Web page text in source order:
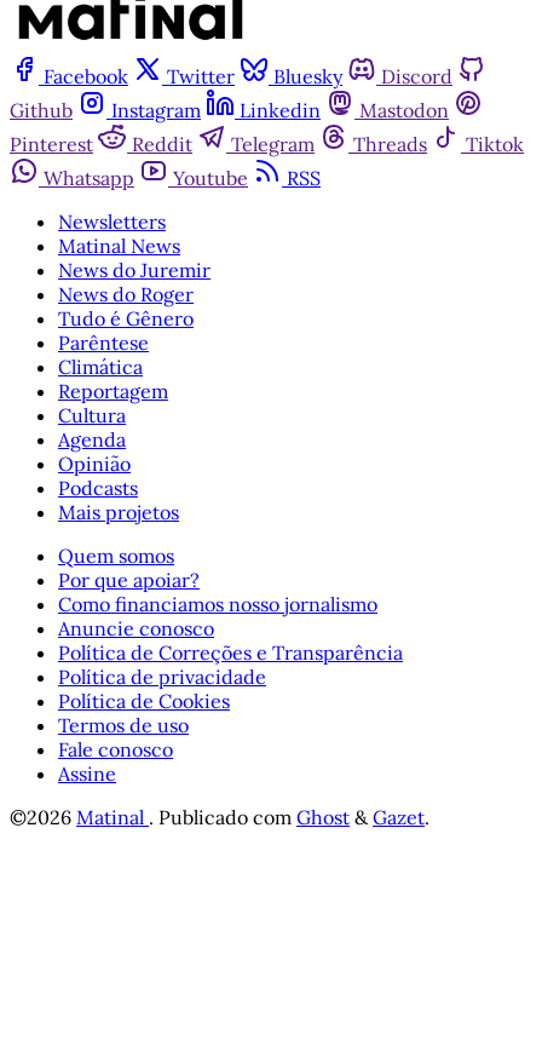
Facebook Twitter Bluesky
Discord
Github
Instagram Linkedin
Mastodon
Pinterest
Reddit Telegram Threads
Tiktok
Whatsapp
Youtube
RSS
Newsletters
Matinal News
News do Juremir
News do Roger
Tudo é Gênero
Parêntese
Climática
Reportagem
Cultura
Agenda
Opinião
Podcasts
Mais projetos
Quem somos
Por que apoiar?
Como financiamos nosso jornalismo
Anuncie conosco
Política de Correções e Transparência
Política de privacidade
Política de Cookies
Termos de uso
Fale conosco
Assine
©2026 Matinal . Publicado com Ghost & Gazet.